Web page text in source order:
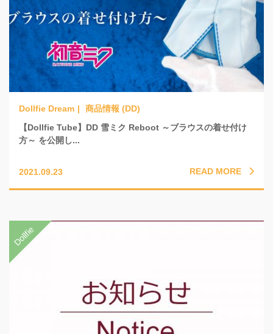
商品情報 (DD)
【Dollfie Tube】DD 雪ミク Reboot ～ブラウスの着せ付け
方～ を公開し...
2021.09.23 READ MORE